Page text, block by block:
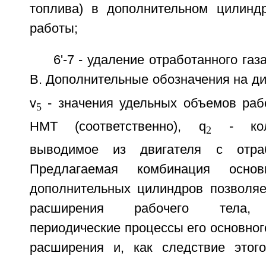
топлива) в дополнительном
работы;
6'-7 - удаление отработанного
В. Дополнительные обозначения на
v5 - значения удельных объемов
НМТ (соответственно), q2
-
выводимое из двигателя с
Предлагаемая комбинация
дополнительных цилиндров
расширения рабочего тела,
периодические процессы его
расширения и, как следствие